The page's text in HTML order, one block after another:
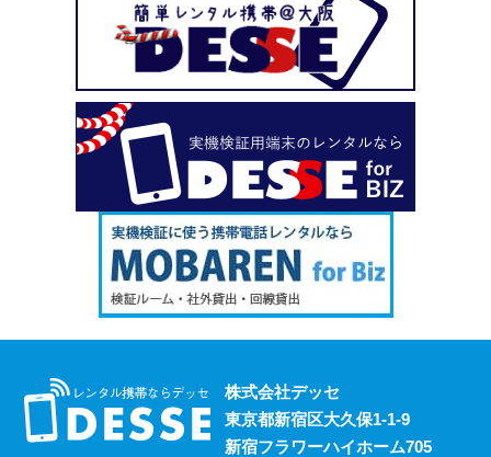
で、万一レンタルスマホの使用を他の方に知られたくな
い、という場合も安心してご利用いただけます。
デッセがスマホのレンタルと並行して展開しているのが、
ポケットwifiのレンタルサービスです。 街中にもフリーwifi
はありますが、通信速度に難があったり接続に制限があっ
たりと不便な面も否めません。 それらの影響を受けず、
電波圏内ならいつでも快適にインターネットを楽しめるポ
ケットwifiをレンタルでお得にご利用いただけます。 ご希
望の際はお気軽にご相談ください。
レンタルスマホには通話・通信以外にも様々な利用方法が
あります。 例えば、スマホ用アプリの開発における実機
検証用にスマホのレンタルをお考えの際は、デッセまでご
相談ください。
株式会社デッセ
東京都新宿区大久保1-1-9
新宿フラワーハイホーム705